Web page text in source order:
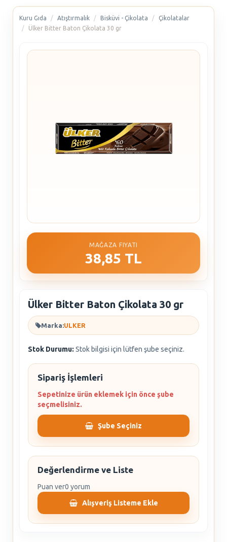
Kuru Gıda Atıştırmalık Bisküvi - Çikolata
Çikolatalar
Ülker Bitter Baton Çikolata 30 gr
MAĞAZA FIYATI
38,85 TL
Ülker Bitter Baton Çikolata 30 gr
Marka:ULKER
Stok Durumu: Stok bilgisi için lütfen şube seçiniz.
Sipariş İşlemleri
Sepetinize ürün eklemek için önce şube
seçmelisiniz.
Şube Seçiniz
Değerlendirme ve Liste
Puan ver0 yorum
Alışveriş Listeme Ekle